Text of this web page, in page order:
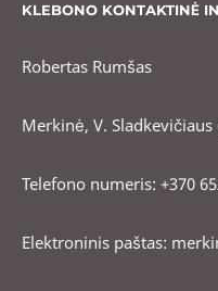
KLEBONO KONTAKTINĖ
Robertas Rumšas
Merkinė, V. Sladkevičiaus
Telefono numeris: +370
Elektroninis paštas: